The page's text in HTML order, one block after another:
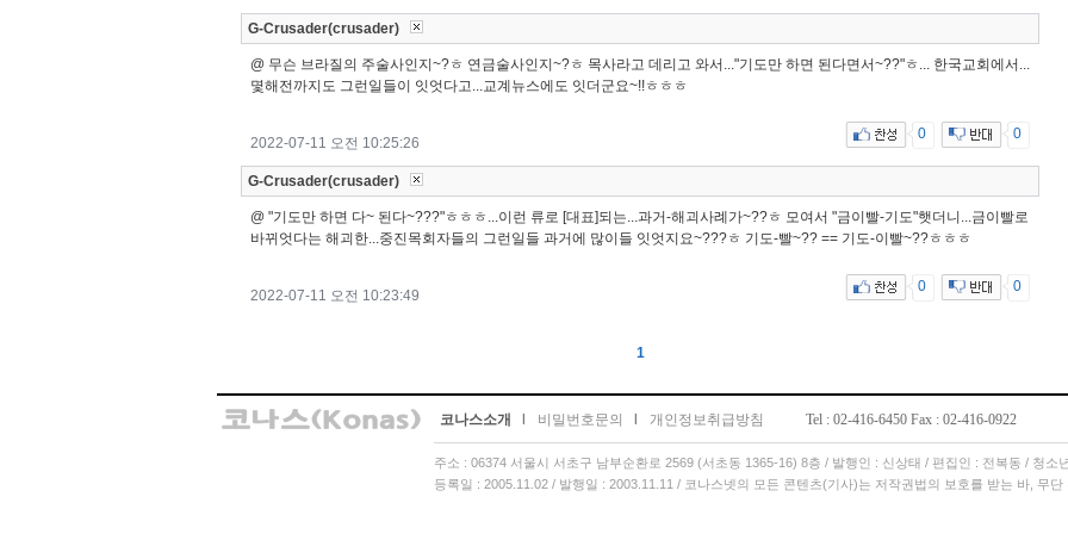
G-Crusader(crusader)
@ 무슨 브라질의 주술사인지~?ㅎ 연금술사인지~?ㅎ 목사라고 데리고 와서..."기도만 하면 된다면서~??"ㅎ... 한국교회에서...
몇해전까지도 그런일들이 잇엇다고...교계뉴스에도 잇더군요~!!ㅎㅎㅎ
2022-07-11 오전 10:25:26
0 0
G-Crusader(crusader)
@ "기도만 하면 다~ 된다~???"ㅎㅎㅎ...이런 류로 [대표]되는...과거-해괴사례가~??ㅎ 모여서 "금이빨-기도"햇더니...금이빨로
바뀌엇다는 해괴한...중진목회자들의 그런일들 과거에 많이들 잇엇지요~???ㅎ 기도-빨~?? == 기도-이빨~??ㅎㅎㅎ
2022-07-11 오전 10:23:49
0 0
1
코나스소개 비밀번호문의 개인정보취급방침 Tel : 02-416-6450 Fax : 02-416-0922
주소 : 06374 서울시 서초구 남부순환로 2569 (서초동 1365-16) 8층 / 발행인 : 신상태 / 편집인 : 전복동 / 청소
등록일 : 2005.11.02 / 발행일 : 2003.11.11 / 코나스넷의 모든 콘텐츠(기사)는 저작권법의 보호를 받는 바, 무단